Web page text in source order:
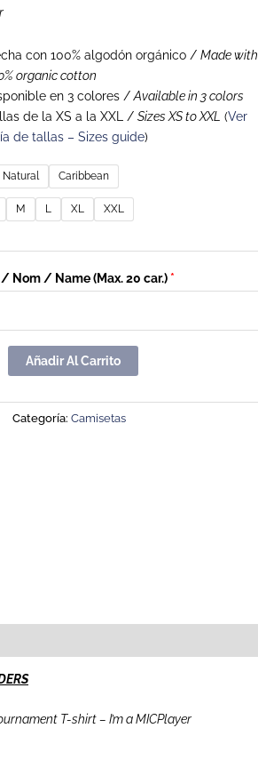
con 100% algodón orgánico / Made with
organic cotton
en 3 colores /Available in 3 colors
de la XS a la XXL / Sizes XS to XXL (Ver
de tallas – Sizes guide)
Natural Caribbean
M L XL XXL
Nom / Name (Max. 20 car.) *
Añadir Al Carrito
Categoría: Camisetas
T-shirt – I’m a MICPlayer